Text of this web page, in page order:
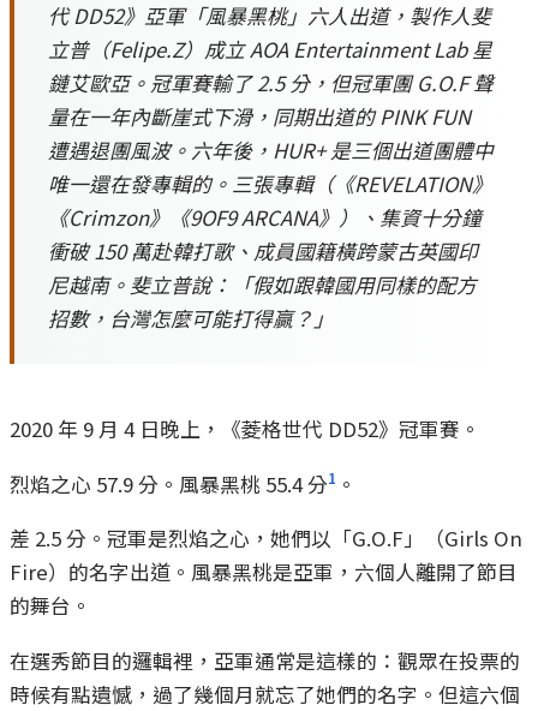
代 DD52》亞軍「風暴黑桃」六人出道，製作人斐
立普（Felipe.Z）成立 AOA Entertainment Lab 星
鏈艾歐亞。冠軍賽輸了 2.5 分，但冠軍團 G.O.F 聲
量在一年內斷崖式下滑，同期出道的 PINK FUN
遭遇退團風波。六年後，HUR+ 是三個出道團體中
唯一還在發專輯的。三張專輯（《REVELATION》
《Crimzon》《9OF9 ARCANA》）、集資十分鐘
衝破 150 萬赴韓打歌、成員國籍橫跨蒙古英國印
尼越南。斐立普說：「假如跟韓國用同樣的配方
招數，台灣怎麼可能打得贏？」
2020 年 9 月 4 日晚上，《菱格世代 DD52》冠軍賽。
烈焰之心 57.9 分。風暴黑桃 55.4 分1 。
差 2.5 分。冠軍是烈焰之心，她們以「G.O.F」（Girls On
Fire）的名字出道。風暴黑桃是亞軍，六個人離開了節目
的舞台。
在選秀節目的邏輯裡，亞軍通常是這樣的：觀眾在投票的
時候有點遺憾，過了幾個月就忘了她們的名字。但這六個